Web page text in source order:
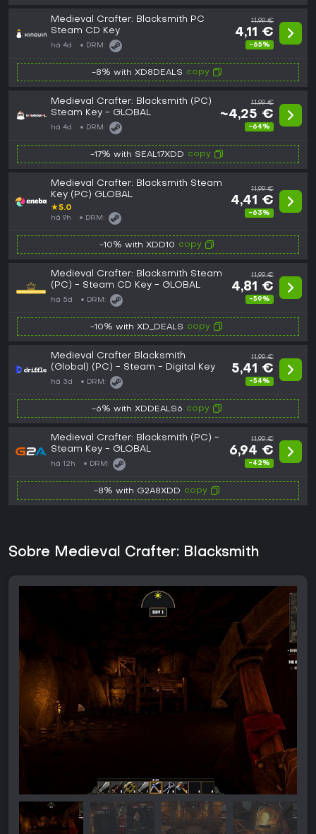
Medieval Crafter: Blacksmith PC
Steam CD Key
há 4d DRM:
11,99 €
4,11 €
-65%
-8% with XD8DEALS copy
Medieval Crafter: Blacksmith (PC)
Steam Key - GLOBAL
há 4d DRM:
11,99 €
~4,25 €
-64%
-17% with SEAL17XDD copy
Medieval Crafter: Blacksmith Steam
Key (PC) GLOBAL
★5.0
há 9h DRM:
11,99 €
4,41 €
-63%
-10% with XDD10 copy
Medieval Crafter: Blacksmith Steam
(PC) - Steam CD Key - GLOBAL
há 5d DRM:
11,99 €
4,81 €
-59%
-10% with XD_DEALS copy
Medieval Crafter Blacksmith
(Global) (PC) - Steam - Digital Key
há 3d DRM:
11,99 €
5,41 €
-54%
-6% with XDDEALS6 copy
Medieval Crafter: Blacksmith (PC) -
Steam Key - GLOBAL
há 12h DRM:
11,99 €
6,94 €
-42%
-8% with G2A8XDD copy
Sobre Medieval Crafter: Blacksmith